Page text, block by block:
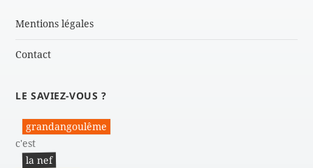
Mentions légales
Contact
LE SAVIEZ-VOUS ?
grandangoulême
c'est
la nef